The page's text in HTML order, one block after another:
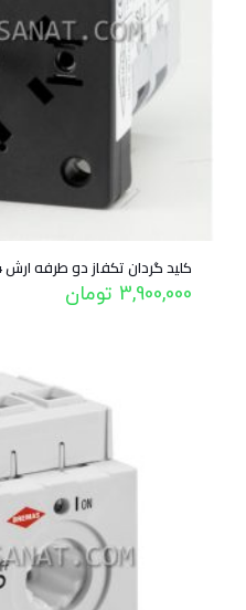
کلید گردان تکفاز دو طرفه ارش ERSCE CR0160005RT4
3,900,000 تومان